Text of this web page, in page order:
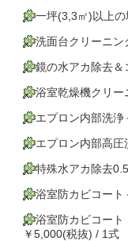
一坪(3,3㎡)以上
洗面台クリーニ
鏡の水アカ除去
浴室乾燥機クリ
エプロン内部洗
エプロン内部高
特殊水アカ除去
浴室防カビコー
浴室防カビコー
￥5,000(税抜) / 1式